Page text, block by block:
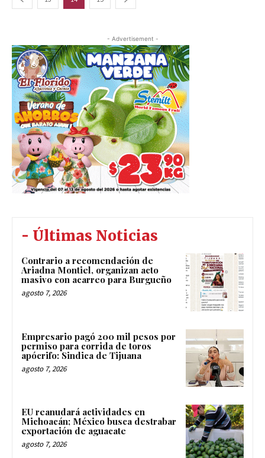
- Advertisement -
- Últimas Noticias
Contrario a recomendación de
Ariadna Montiel, organizan acto
masivo con acarreo para Burgueño
agosto 7, 2026
Empresario pagó 200 mil pesos por
permiso para corrida de toros
apócrifo: Sindica de Tijuana
agosto 7, 2026
EU reanudará actividades en
Michoacán; México busca destrabar
exportación de aguacate
agosto 7, 2026